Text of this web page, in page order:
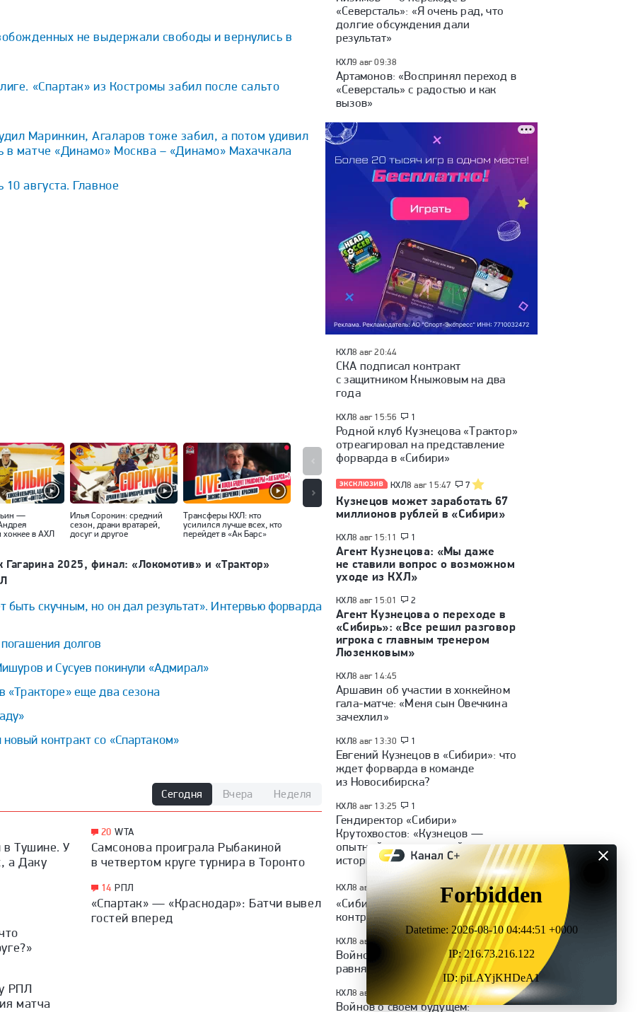
не выдержали свободы и вернулись в
«Спартак» из Костромы забил после сальто
Маринкин, Агаларов тоже забил, а потом удивил
в матче «Динамо» Москва – «Динамо» Махачкала
августа. Главное
—
хоккее в АХЛ
Илья Сорокин: средний
сезон, драки вратарей,
досуг и другое
Трансферы КХЛ: кто
усилился лучше всех, кто
перейдет в «Ак Барс»
«Вряд ли вернусь в КХЛ»:
Никишина
Интервью Барабанова:
плей-офф, слухи
Гагарина 2025, финал: «Локомотив» и «Трактор»
быть скучным, но он дал результат». Интервью форварда
долгов
и Сусуев покинули «Адмирал»
«Тракторе» еще два сезона
контракт со «Спартаком»
Сегодня Вчера Неделя
в Тушине. У
а Даку
РПЛ
матча
20 WTA
Самсонова проиграла Рыбакиной
в четвертом круге турнира в Торонто
14 РПЛ
«Спартак» — «Краснодар»: Батчи вывел
гостей вперед
«Северсталь»: «Я очень рад, что
долгие обсуждения дали
результат»
КХЛ9 авг 09:38
Артамонов: «Воспринял переход в
«Северсталь» с радостью и как
вызов»
КХЛ8 авг 20:44
СКА подписал контракт
с защитником Кныжовым на два
года
КХЛ8 авг 15:56 1
Родной клуб Кузнецова «Трактор»
отреагировал на представление
форварда в «Сибири»
КХЛ8 авг 15:47 7
Кузнецов может заработать 67
миллионов рублей в «Сибири»
КХЛ8 авг 15:11 1
Агент Кузнецова: «Мы даже
не ставили вопрос о возможном
уходе из КХЛ»
КХЛ8 авг 15:01 2
Агент Кузнецова о переходе в
«Сибирь»: «Все решил разговор
игрока с главным тренером
Люзенковым»
КХЛ8 авг 14:45
Аршавин об участии в хоккейном
гала-матче: «Меня сын Овечкина
зачехлил»
КХЛ8 авг 13:30 1
Евгений Кузнецов в «Сибири»: что
ждет форварда в команде
из Новосибирска?
КХЛ8 авг 13:25 1
Гендиректор «Сибири»
Крутохвостов: «Кузнецов —
опытный игрок со своей
историей»
КХЛ8 авг 13:18 35
«Сибирь» объявила о подписании
контракта с Евгением Кузнецовым
КХЛ8 авг 12:32
Войнов о Зубове: «Я на него
равнялся, смотрел его игры»
КХЛ8 авг 12:14
Войнов о своем будущем: